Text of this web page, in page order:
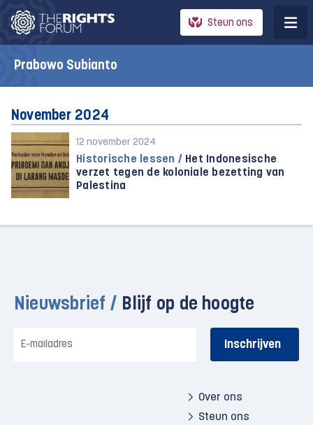
Steun ons
Prabowo Subianto
November 2024
12 november 2024
Historische lessen / Het Indonesische
verzet tegen de koloniale bezetting van
Palestina
Nieuwsbrief / Blijf op de hoogte
mailadres
Over ons
Steun ons